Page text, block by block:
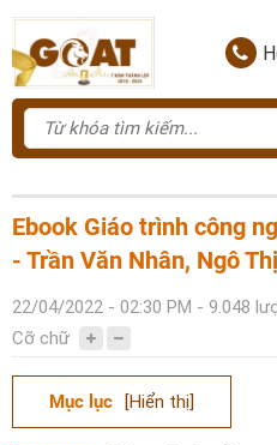
Ebook Giáo trình công
- Trần Văn Nhân, Ngô
22/04/2022 - 02:30 PM - 9.048
Cỡ chữ
Mục lục [Hiển thị]